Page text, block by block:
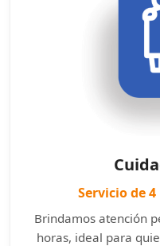
Servicio de
Brindamos atención
horas, ideal para